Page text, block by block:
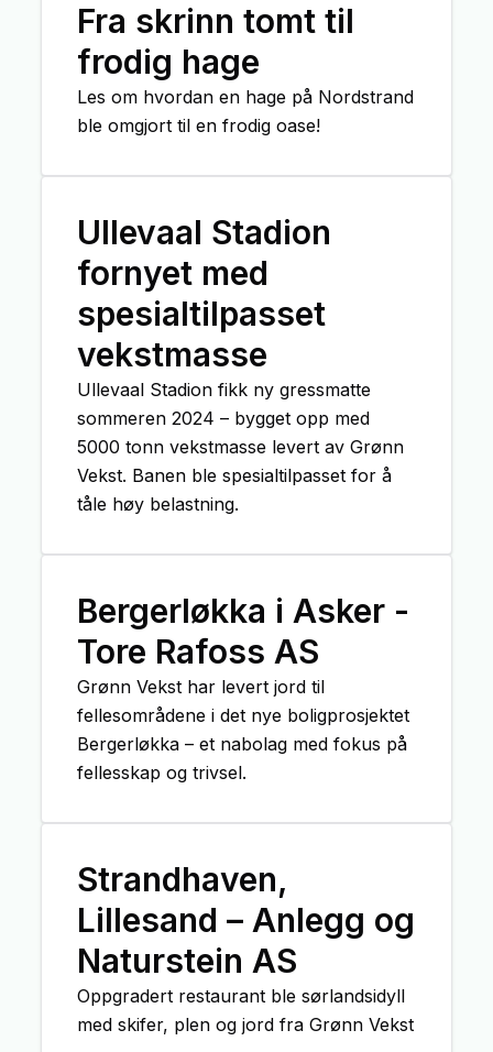
Fra skrinn tomt til
frodig hage
Les om hvordan en hage på Nordstrand
ble omgjort til en frodig oase!
Ullevaal Stadion
fornyet med
spesialtilpasset
vekstmasse
Ullevaal Stadion fikk ny gressmatte
sommeren 2024 – bygget opp med
5000 tonn vekstmasse levert av Grønn
Vekst. Banen ble spesialtilpasset for å
tåle høy belastning.
Bergerløkka i Asker -
Tore Rafoss AS
Grønn Vekst har levert jord til
fellesområdene i det nye boligprosjektet
Bergerløkka – et nabolag med fokus på
fellesskap og trivsel.
Strandhaven,
Lillesand – Anlegg og
Naturstein AS
Oppgradert restaurant ble sørlandsidyll
med skifer, plen og jord fra Grønn Vekst